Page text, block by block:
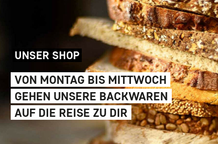
UNSER SHOP
VON MONTAG BIS MITTWOCH
GEHEN UNSERE BACKWAREN
AUF DIE REISE ZU DIR